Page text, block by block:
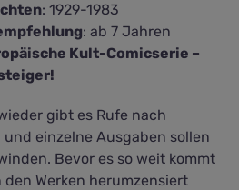
: 1929-1983
: ab 7 Jahren
Kult-Comicserie –
gibt es Rufe nach
und einzelne Ausgaben sollen
Bevor es so weit kommt
den Werken herumzensiert